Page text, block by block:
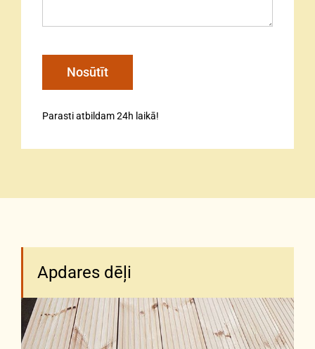
Parasti atbildam 24h laikā!
Apdares dēļi